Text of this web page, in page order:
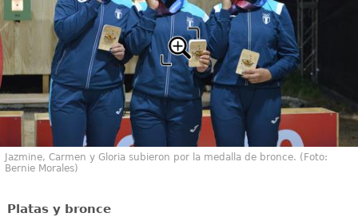
Jazmine, Carmen y Gloria subieron por la medalla de bronce. (Foto:
Bernie Morales)
Platas y bronce